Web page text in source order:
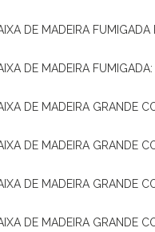
DE MADEIRA
DE MADEIRA
DE MADEIRA GRANDE
DE MADEIRA GRANDE
DE MADEIRA GRANDE
DE MADEIRA GRANDE